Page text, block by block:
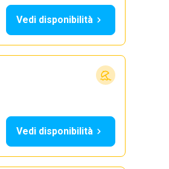
Vedi disponibilità
Vedi disponibilità